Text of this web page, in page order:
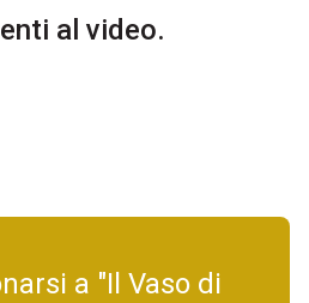
al video.
a "Il Vaso di